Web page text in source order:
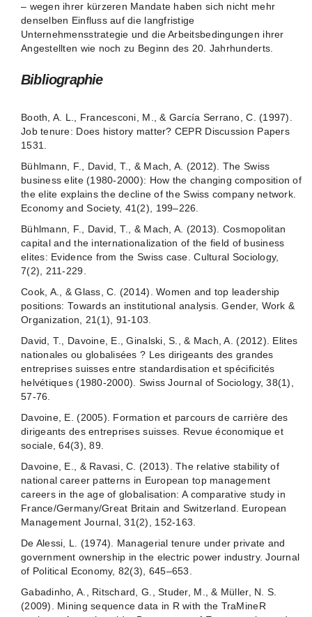
– wegen ihrer kürzeren Mandate haben sich nicht mehr
denselben Einfluss auf die langfristige
Unternehmensstrategie und die Arbeitsbedingungen ihrer
Angestellten wie noch zu Beginn des 20. Jahrhunderts.
Bibliographie
Booth, A. L., Francesconi, M., & García Serrano, C. (1997).
Job tenure: Does history matter? CEPR Discussion Papers
1531.
Bühlmann, F., David, T., & Mach, A. (2012). The Swiss
business elite (1980-2000): How the changing composition of
the elite explains the decline of the Swiss company network.
Economy and Society, 41(2), 199–226.
Bühlmann, F., David, T., & Mach, A. (2013). Cosmopolitan
capital and the internationalization of the field of business
elites: Evidence from the Swiss case. Cultural Sociology,
7(2), 211-229.
Cook, A., & Glass, C. (2014). Women and top leadership
positions: Towards an institutional analysis. Gender, Work &
Organization, 21(1), 91-103.
David, T., Davoine, E., Ginalski, S., & Mach, A. (2012). Elites
nationales ou globalisées ? Les dirigeants des grandes
entreprises suisses entre standardisation et spécificités
helvétiques (1980-2000). Swiss Journal of Sociology, 38(1),
57-76.
Davoine, E. (2005). Formation et parcours de carrière des
dirigeants des entreprises suisses. Revue économique et
sociale, 64(3), 89.
Davoine, E., & Ravasi, C. (2013). The relative stability of
national career patterns in European top management
careers in the age of globalisation: A comparative study in
France/Germany/Great Britain and Switzerland. European
Management Journal, 31(2), 152-163.
De Alessi, L. (1974). Managerial tenure under private and
government ownership in the electric power industry. Journal
of Political Economy, 82(3), 645–653.
Gabadinho, A., Ritschard, G., Studer, M., & Müller, N. S.
(2009). Mining sequence data in R with the TraMineR